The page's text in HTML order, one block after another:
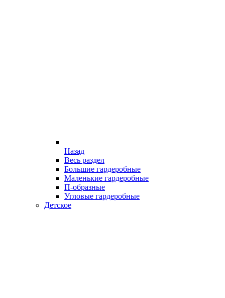
Назад
Весь раздел
Большие гардеробные
Маленькие гардеробные
П-образные
Угловые гардеробные
Детское